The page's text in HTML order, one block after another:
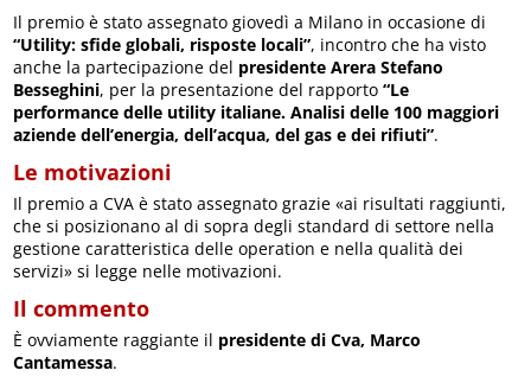
Il premio è stato assegnato giovedì a Milano in occasione di
“Utility: sfide globali, risposte locali”, incontro che ha visto
anche la partecipazione del presidente Arera Stefano
Besseghini, per la presentazione del rapporto“Le
performance delle utility italiane. Analisi delle 100 maggiori
aziende dell’energia, dell’acqua, del gas e dei rifiuti”.
Le motivazioni
Il premio a CVA è stato assegnato grazie «ai risultati raggiunti,
che si posizionano al di sopra degli standard di settore nella
gestione caratteristica delle operation e nella qualità dei
servizi» si legge nelle motivazioni.
Il commento
È ovviamente raggiante il presidente di Cva, Marco
Cantamessa.